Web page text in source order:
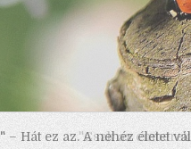
" – Hát ez az. A nehéz életet